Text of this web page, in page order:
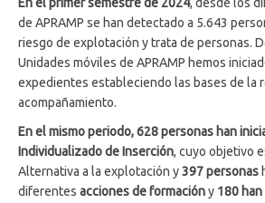
de APRAMP se han detectado a 5.643
riesgo de explotación y trata de personas.
Unidades móviles de APRAMP hemos
expedientes estableciendo las bases de la
acompañamiento.
En el mismo periodo, 628 personas han
Individualizado de Inserción, cuyo objetivo
Alternativa a la explotación y397 personas
diferentes acciones de formacióny 180